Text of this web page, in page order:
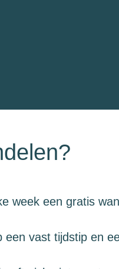
week een gratis
een vast tijdstip en